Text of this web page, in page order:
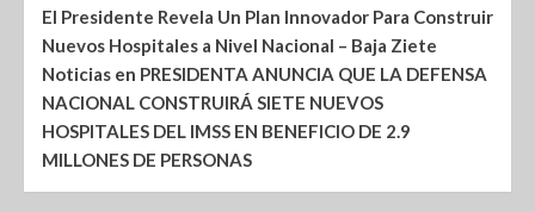
El Presidente Revela Un Plan Innovador Para Construir
Nuevos Hospitales a Nivel Nacional – Baja Ziete
Noticias en PRESIDENTA ANUNCIA QUE LA DEFENSA
NACIONAL CONSTRUIRÁ SIETE NUEVOS
HOSPITALES DEL IMSS EN BENEFICIO DE 2.9
MILLONES DE PERSONAS